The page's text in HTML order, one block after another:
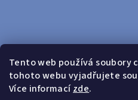
Tento web používá soubory
tohoto webu vyjadřujete
Více informacízde.
Sledovat na